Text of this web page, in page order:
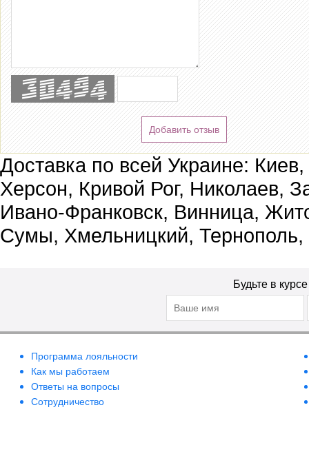
Добавить отзыв
Доставка по всей Украине:
Херсон, Кривой Рог, Николаев,
Ивано-Франковск, Винница,
Сумы, Хмельницкий, Тернополь,
Будьте в
Программа лояльности
Как мы работаем
Ответы на вопросы
Сотрудничество